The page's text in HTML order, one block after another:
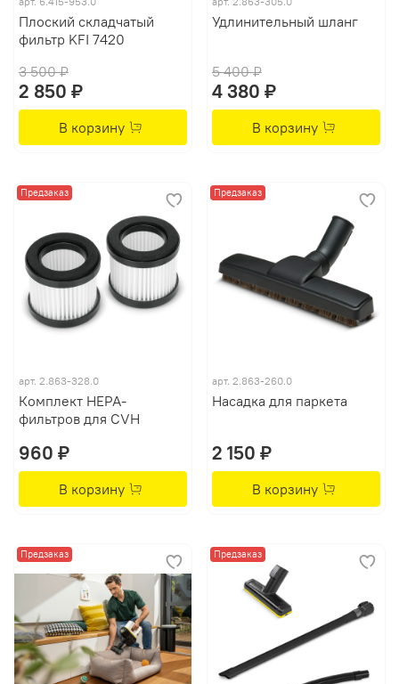
Плоский складчатый
фильтр KFI 7420
3 500 ₽
2 850 ₽
В корзину
Удлинительный шланг
5 400 ₽
4 380 ₽
В корзину
Предзаказ
арт. 2.863-328.0
Комплект HEPA-
фильтров для CVH
960 ₽
В корзину
Предзаказ
арт. 2.863-260.0
Насадка для паркета
2 150 ₽
В корзину
Предзаказ Предзаказ